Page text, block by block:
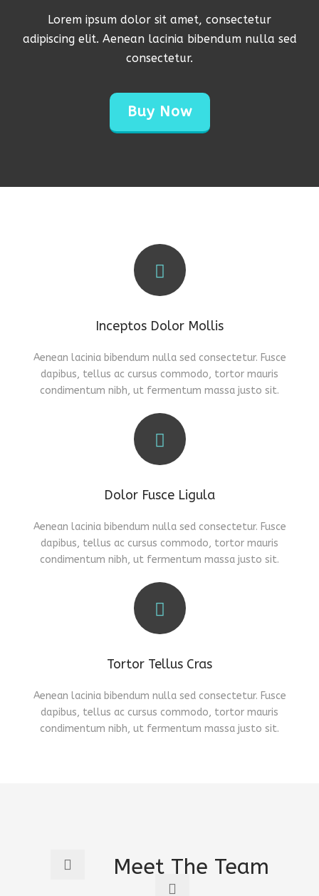
Lorem ipsum dolor sit amet, consectetur
adipiscing elit. Aenean lacinia bibendum nulla sed
consectetur.
Buy Now
Inceptos Dolor Mollis
Aenean lacinia bibendum nulla sed consectetur. Fusce
dapibus, tellus ac cursus commodo, tortor mauris
condimentum nibh, ut fermentum massa justo sit.
Dolor Fusce Ligula
Aenean lacinia bibendum nulla sed consectetur. Fusce
dapibus, tellus ac cursus commodo, tortor mauris
condimentum nibh, ut fermentum massa justo sit.
Tortor Tellus Cras
Aenean lacinia bibendum nulla sed consectetur. Fusce
dapibus, tellus ac cursus commodo, tortor mauris
condimentum nibh, ut fermentum massa justo sit.
Meet The Team